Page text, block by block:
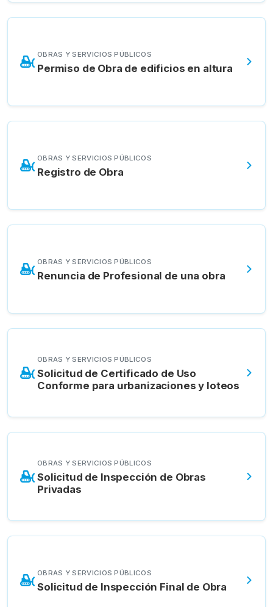
OBRAS Y SERVICIOS PÚBLICOS
Permiso de Obra de edificios en altura
OBRAS Y SERVICIOS PÚBLICOS
Registro de Obra
OBRAS Y SERVICIOS PÚBLICOS
Renuncia de Profesional de una obra
OBRAS Y SERVICIOS PÚBLICOS
Solicitud de Certificado de Uso
Conforme para urbanizaciones y loteos
OBRAS Y SERVICIOS PÚBLICOS
Solicitud de Inspección de Obras
Privadas
OBRAS Y SERVICIOS PÚBLICOS
Solicitud de Inspección Final de Obra